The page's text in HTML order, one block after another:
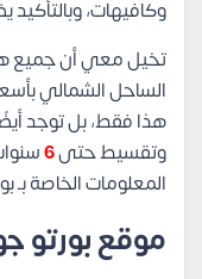
وكافيهات،
تخيل معي أن جميع
الساحل الشمالي
هذا فقط، بل توجد
وتقسيط حتى6
المعلومات الخاصة بـ
موقع بورتو